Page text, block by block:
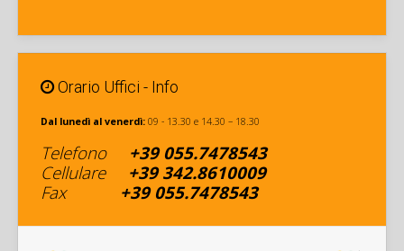
Orario Uffici - Info
Dal lunedì al venerdì: 09 - 13.30 e 14.30 – 18.30
Telefono +39 055.7478543
Cellulare+39 342.8610009
Fax
+39 055.7478543